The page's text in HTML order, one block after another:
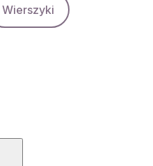
Wierszyki